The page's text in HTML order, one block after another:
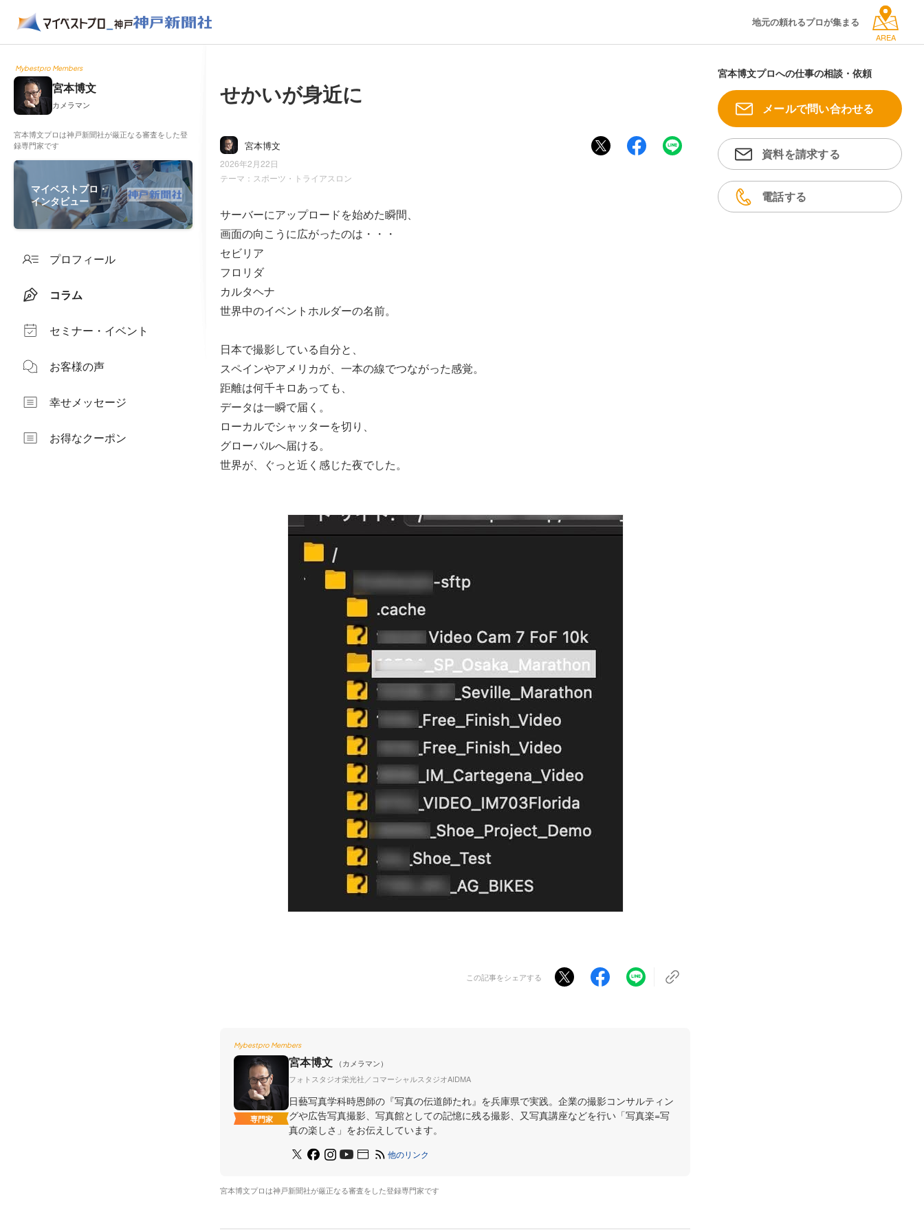
地元の頼れるプロが集まる
AREA
Mybestpro Members
宮本博文
カメラマン
宮本博文プロは神戸新聞社が厳正なる審査をした登
録専門家です
マイベストプロ・
インタビュー
プロフィール
コラム
セミナー・イベント
お客様の声
幸せメッセージ
お得なクーポン
せかいが身近に
宮本博文
2026年2月22日
テーマ： スポーツ・トライアスロン
サーバーにアップロードを始めた瞬間、
画面の向こうに広がったのは・・・
セビリア
フロリダ
カルタヘナ
世界中のイベントホルダーの名前。
日本で撮影している自分と、
スペインやアメリカが、一本の線でつながった感覚。
距離は何千キロあっても、
データは一瞬で届く。
ローカルでシャッターを切り、
グローバルへ届ける。
世界が、ぐっと近く感じた夜でした。
この記事をシェアする
Mybestpro Members
専門家
宮本博文
（カメラマン）
フォトスタジオ栄光社／コマーシャルスタジオAIDMA
日藝写真学科時恩師の『写真の伝道師たれ』を兵庫県で実践。企業の撮影コンサルティン
グや広告写真撮影、写真館としての記憶に残る撮影、又写真講座などを行い「写真楽=写
真の楽しさ」をお伝えしています。
他のリンク
宮本博文プロは神戸新聞社が厳正なる審査をした登録専門家です
宮本博文プロへの仕事の相談・依頼
メールで問い合わせる
資料を請求する
電話する